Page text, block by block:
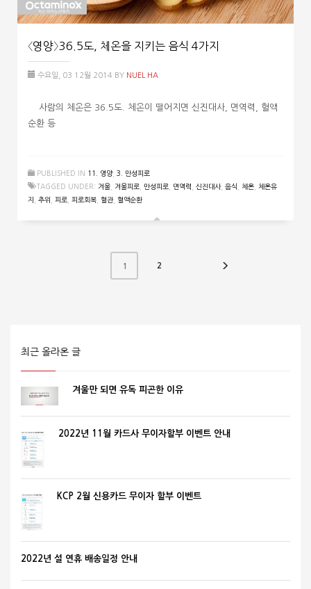
〈영양〉36.5도, 체온을 지키는 음식 4가지
수요일, 03 12월 2014 BY NUEL HA
사람의 체온은 36.5도. 체온이 떨어지면 신진대사, 면역력, 혈액
순환 등
PUBLISHED IN 11. 영양, 3. 만성피로
TAGGED UNDER: 겨울 겨울피로 만성피로 면역력 신진대사, 음식 체온
체온유
지
추위 피로 피로회복 혈관, 혈액순환
1 2
최근 올라온 글
겨울만 되면 유독 피곤한 이유
2022년 11월 카드사 무이자할부 이벤트 안내
KCP 2월 신용카드 무이자 할부 이벤트
2022년 설 연휴 배송일정 안내